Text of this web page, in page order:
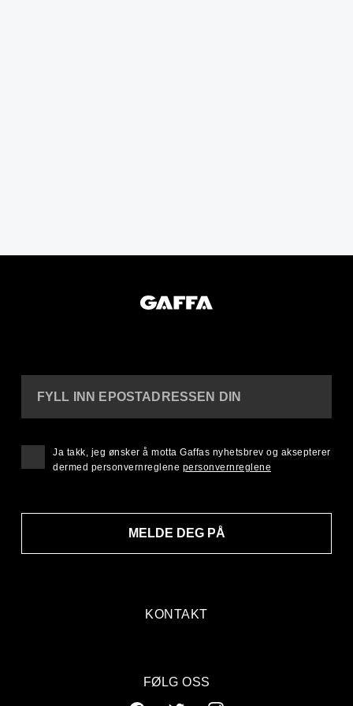
KONTAKT
FYLL INN EPOSTADRESSEN DIN
MELDE DEG PÅ
Ja takk, jeg ønsker å motta Gaffas nyhetsbrev og aksepterer
dermed personvernreglene personvernreglene
FØLG OSS